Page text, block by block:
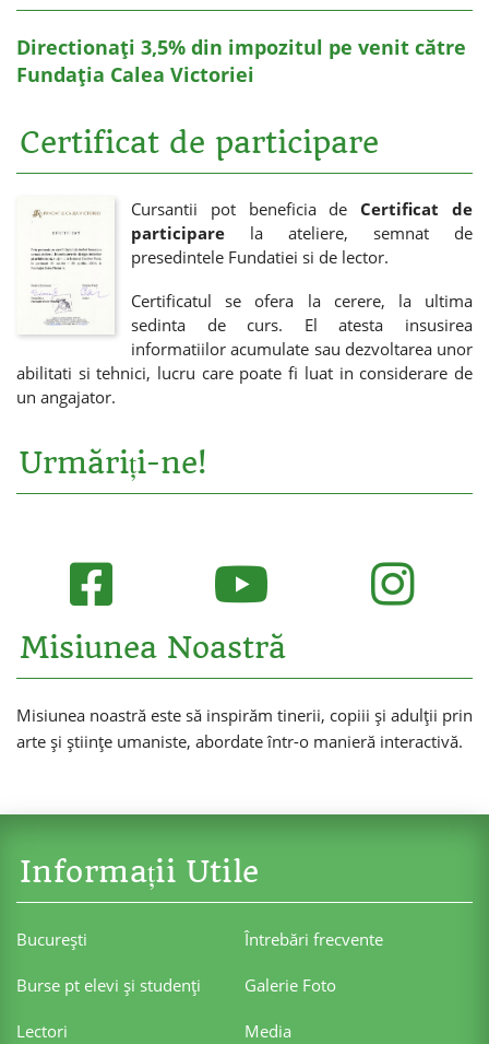
Directionați 3,5% din impozitul pe venit către
Fundația Calea Victoriei
Certificat de participare
Cursantii pot beneficia de Certificat de
participare la ateliere, semnat de
presedintele Fundatiei si de lector.
Certificatul se ofera la cerere, la ultima
sedinta de curs. El atesta insusirea
informatiilor acumulate sau dezvoltarea unor
abilitati si tehnici, lucru care poate fi luat in considerare de
un angajator.
Urmăriți-ne!
Misiunea Noastră
Misiunea noastră este să inspirăm tinerii, copiii și adulții prin
arte și științe umaniste, abordate într-o manieră interactivă.
Informații Utile
Bucureşti Întrebări frecvente
Burse pt elevi şi studenţi Galerie Foto
Lectori Media